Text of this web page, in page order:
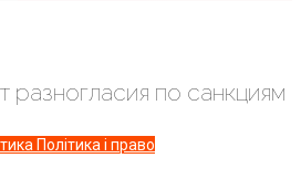
разногласия по санкциям
Політика і право